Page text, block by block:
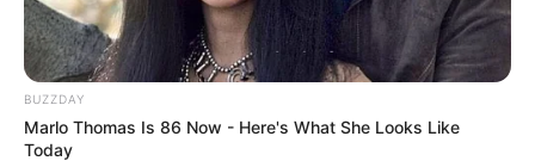
BUZZDAY
Marlo Thomas Is 86 Now - Here's What She Looks Like
Today